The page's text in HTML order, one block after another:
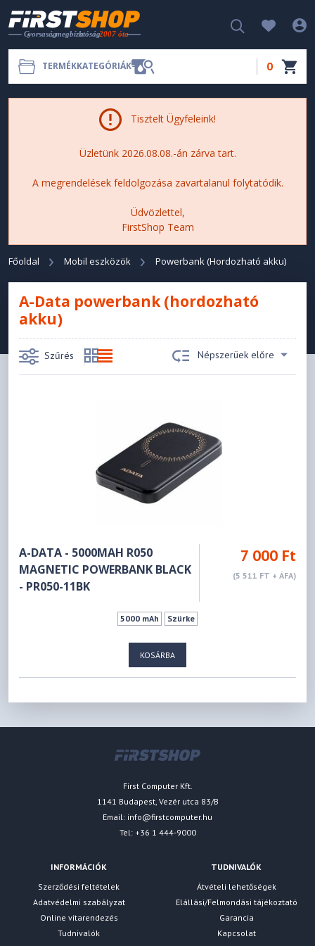
TERMÉKKATEGÓRIÁK 0
Tisztelt Ügyfeleink!
Üzletünk 2026.08.08.-án zárva tart.
A megrendelések feldolgozása zavartalanul folytatódik.
Üdvözlettel,
FirstShop Team
Főoldal Mobil eszközök Powerbank (Hordozható akku)
A-Data powerbank (hordozható
akku)
Szűrés Népszerüek előre
A-DATA - 5000MAH R050
MAGNETIC POWERBANK BLACK
- PR050-11BK
7 000 Ft
(5 511 FT + ÁFA)
5000 mAh Szürke
KOSÁRBA
First Computer Kft.
1141 Budapest, Vezér utca 83/B
Email: info@firstcomputer.hu
Tel: +36 1 444-9000
INFORMÁCIÓK
Szerződési feltételek
Adatvédelmi szabályzat
Online vitarendezés
Tudnivalók
TUDNIVALÓK
Átvételi lehetőségek
Elállási/Felmondási tájékoztató
Garancia
Kapcsolat